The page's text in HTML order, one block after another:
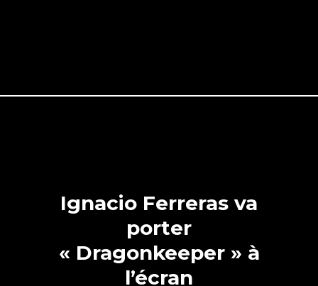
Ignacio Ferreras va
porter
« Dragonkeeper » à
l’écran